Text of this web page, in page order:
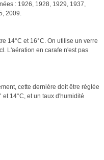
: 1926, 1928, 1929, 1937,
2009.
14°C et 16°C. On utilise un verre
L'aération en carafe n'est pas
cette dernière doit être réglée
14°C, et un taux d'humidité